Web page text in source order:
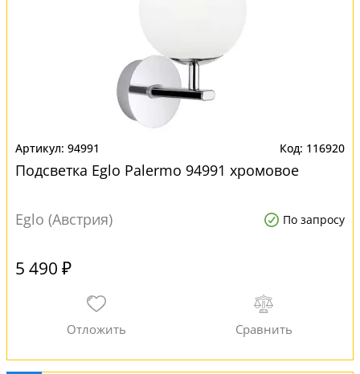
94991 116920
Подсветка Eglo Palermo 94991 хромовое
Eglo (Австрия) По запросу
5 490 ₽